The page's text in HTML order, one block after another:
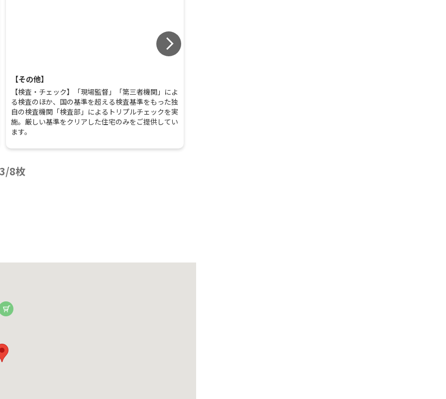
【その他】
【検査・チェック】「現場監督」「第三者機関」によ
る検査のほか、国の基準を超える検査基準をもった独
自の検査機関「検査部」によるトリプルチェックを実
施。厳しい基準をクリアした住宅のみをご提供してい
ます。
3/8枚